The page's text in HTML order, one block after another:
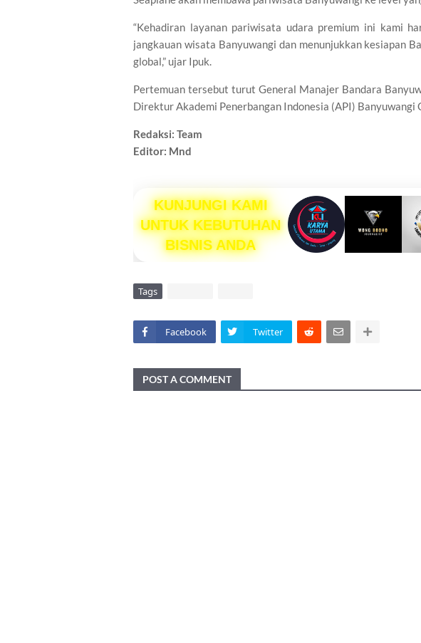
“Kehadiran layanan pariwisata udara premium ini kami
jangkauan wisata Banyuwangi dan menunjukkan kesiapan
global,” ujar Ipuk.
Pertemuan tersebut turut General Manajer Bandara
Direktur Akademi Penerbangan Indonesia (API) Banyuwangi
Redaksi: Team
Editor: Mnd
KUNJUNGI KAMI
UNTUK KEBUTUHAN
BISNIS ANDA
Tags
Facebook Twitter
POST A COMMENT